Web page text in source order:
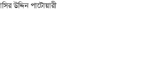
উদ্দিন পাটোয়ারী